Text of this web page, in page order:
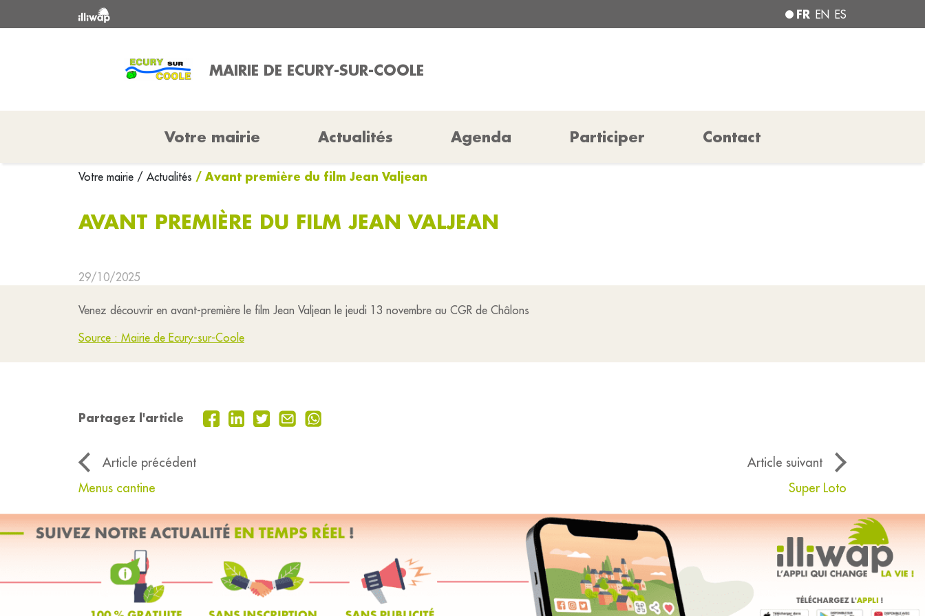
FR EN ES
MAIRIE DE ECURY-SUR-COOLE
Votre mairie Actualités Agenda Participer Contact
Votre mairie / Actualités / Avant première du film Jean Valjean
AVANT PREMIÈRE DU FILM JEAN VALJEAN
29/10/2025
Venez découvrir en avant-première le film Jean Valjean le jeudi 13 novembre au CGR de Châlons
Source : Mairie de Ecury-sur-Coole
Partagez l'article
Article précédent
Article suivant
Menus cantine
Super Loto